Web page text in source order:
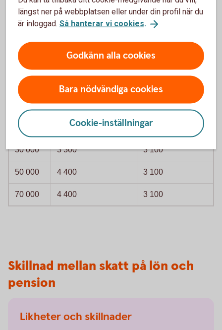
Jobbskatteavdrag, kronor per månad och
om inkomst är från arbete. Avrundade tal
Inkomst
Om vid årets ingång
inte fyllt 66 år
Om vid årets
ingång fyllt 66 år
20 000 2 200 2 700
30 000 3 300 3 100
50 000 4 400 3 100
70 000 4 400 3 100
Skillnad mellan skatt på lön och
pension
Likheter och skillnader
längst ner på webbplatsen eller under din profil när du
är inloggad. Så hanterar vi cookies.
Godkänn alla cookies
Bara nödvändiga cookies
Cookie-inställningar